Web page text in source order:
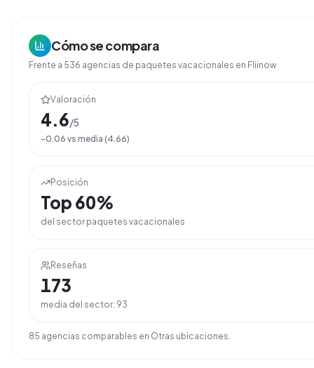
Cómo se compara
Frente a 536 agencias de paquetes vacacionales en Fliinow
Valoración
4.6/5
-0.06 vs media (4.66)
Posición
Top 60%
del sector paquetes vacacionales
Reseñas
173
media del sector: 93
85 agencias comparables en Otras ubicaciones